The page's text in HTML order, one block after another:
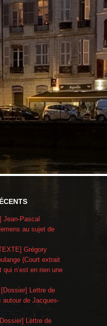
Jean-Pascal
au sujet de
Grégory
(Court extrait
qui n’est en rien une
[Dossier] Lettre de
autour de Jacques-
Lettre de